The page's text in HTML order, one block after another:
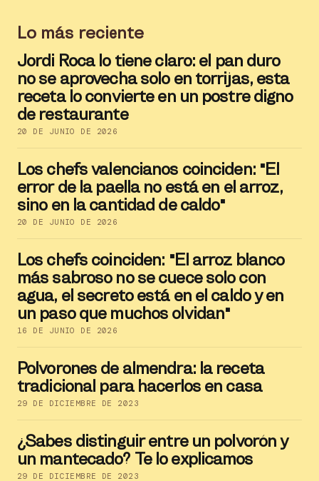
Lo más reciente
Jordi Roca lo tiene claro: el pan duro
no se aprovecha solo en torrijas, esta
receta lo convierte en un postre digno
de restaurante
20 DE JUNIO DE 2026
Los chefs valencianos coinciden: "El
error de la paella no está en el arroz,
sino en la cantidad de caldo"
20 DE JUNIO DE 2026
Los chefs coinciden: "El arroz blanco
más sabroso no se cuece solo con
agua, el secreto está en el caldo y en
un paso que muchos olvidan"
16 DE JUNIO DE 2026
Polvorones de almendra: la receta
tradicional para hacerlos en casa
29 DE DICIEMBRE DE 2023
¿Sabes distinguir entre un polvorón y
un mantecado? Te lo explicamos
29 DE DICIEMBRE DE 2023